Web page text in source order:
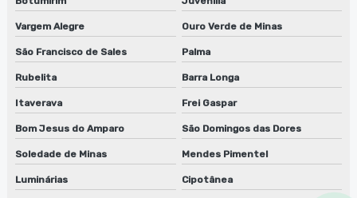
Vargem Alegre Ouro Verde de Minas
São Francisco de Sales Palma
Rubelita Barra Longa
Itaverava Frei Gaspar
Bom Jesus do Amparo São Domingos das Dores
Soledade de Minas Mendes Pimentel
Luminárias Cipotânea